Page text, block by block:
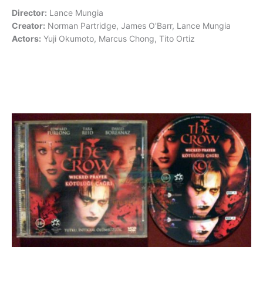
Director: Lance Mungia
Creator: Norman Partridge, James O'Barr, Lance Mungia
Actors: Yuji Okumoto, Marcus Chong, Tito Ortiz